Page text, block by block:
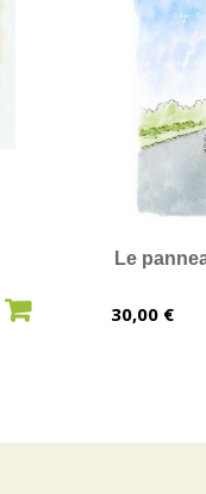
Le
Prix
30,00 €